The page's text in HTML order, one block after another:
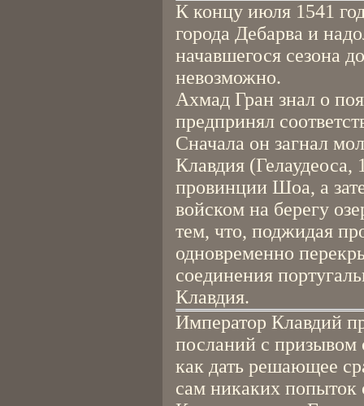
К концу июля 1541
города Дебарва и
начавшегося сезона
невозможно.
Ахмад Гран знал о
предпринял
Сначала он загнал
Клавдия
провинции Шоа, а
войском на берегу
тем, что, поджидая
одновременно
соединения
Клавдия.
Император Клавдий
посланий с призывом
как дать решающее
сам никаких попыток